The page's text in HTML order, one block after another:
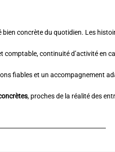
bien concrète du quotidien. Les
continuité d’activité en
fiables et un accompagnement
, proches de la réalité des